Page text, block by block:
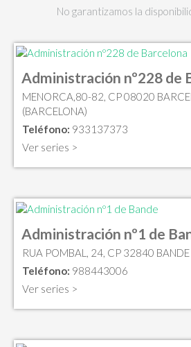
No garantizamos la
Administración nº228 de
MENORCA,80-82, CP 08020
(BARCELONA)
Teléfono: 933137373
Ver series >
Administración nº1 de
RUA POMBAL, 24, CP 32840 BANDE
Teléfono: 988443006
Ver series >